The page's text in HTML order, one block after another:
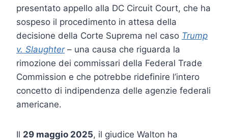
presentato appello alla DC Circuit Court, che ha
sospeso il procedimento in attesa della
decisione della Corte Suprema nel caso Trump
v. Slaughter– una causa che riguarda la
rimozione dei commissari della Federal Trade
Commission e che potrebbe ridefinire l’intero
concetto di indipendenza delle agenzie federali
americane.
Il 29 maggio 2025, il giudice Walton ha